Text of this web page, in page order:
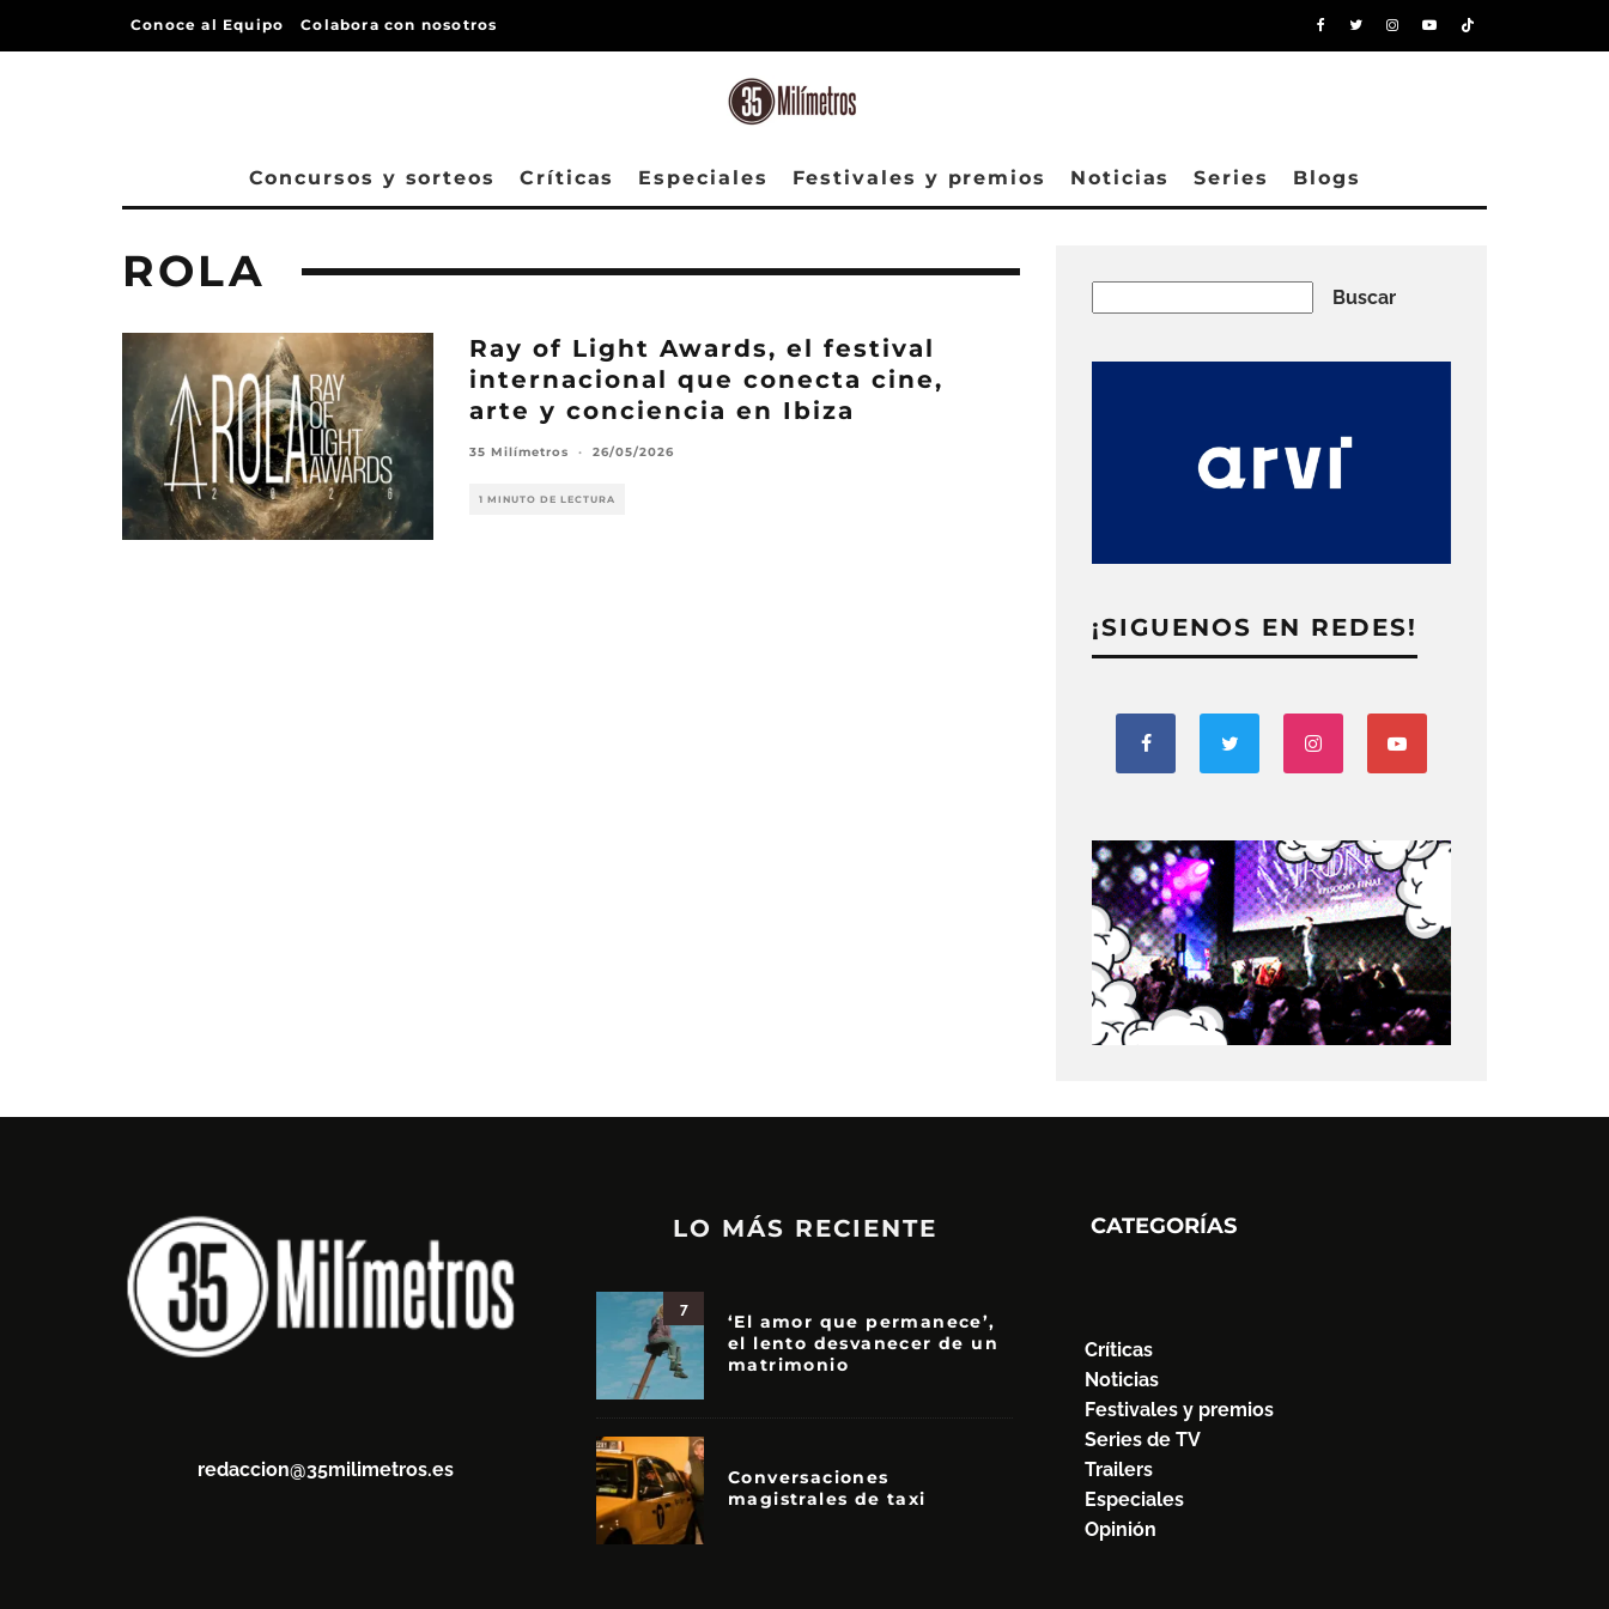
Conoce al Equipo Colabora con nosotros
Concursos y sorteos Críticas Especiales Festivales y premios Noticias Series Blogs
ROLA
Ray of Light Awards, el festival
internacional que conecta cine,
arte y conciencia en Ibiza
35 Milímetros · 26/05/2026
1 MINUTO DE LECTURA
Buscar
¡SIGUENOS EN REDES!
redaccion@35milimetros.es
LO MÁS RECIENTE
7
‘El amor que permanece’,
el lento desvanecer de un
matrimonio
Conversaciones
magistrales de taxi
CATEGORÍAS
Críticas
Noticias
Festivales y premios
Series de TV
Trailers
Especiales
Opinión